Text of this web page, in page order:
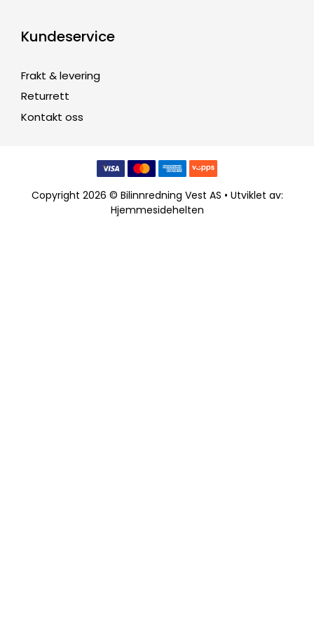
Kundeservice
Frakt & levering
Returrett
Kontakt oss
Copyright 2026 © Bilinnredning Vest AS • Utviklet av:
Hjemmesidehelten